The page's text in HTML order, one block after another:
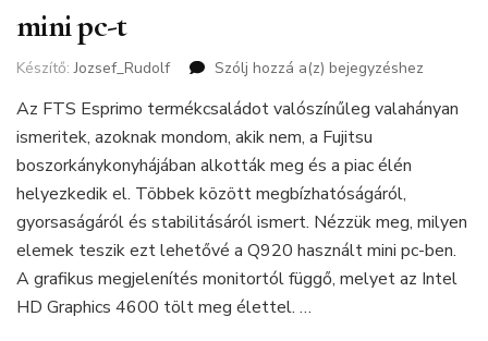
mini pc-t
Készítő:Jozsef_Rudolf Szólj hozzá a(z) Bemutatjuk
FTS
Esprimo
Q920
mini
pc-
t
bejegyzéshez
Az FTS Esprimo termékcsaládot valószínűleg valahányan
ismeritek, azoknak mondom, akik nem, a Fujitsu
boszorkánykonyhájában alkották meg és a piac élén
helyezkedik el. Többek között megbízhatóságáról,
gyorsaságáról és stabilitásáról ismert. Nézzük meg, milyen
elemek teszik ezt lehetővé a Q920 használt mini pc-ben.
A grafikus megjelenítés monitortól függő, melyet az Intel
HD Graphics 4600 tölt meg élettel. …